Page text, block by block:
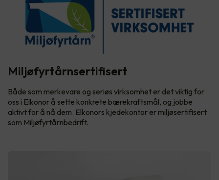
Miljøfyrtårnsertifisert
Både som merkevare og seriøs virksomhet er det viktig for
oss i Elkonor å sette konkrete bærekraftsmål, og jobbe
aktivt for å nå dem. Elkonors kjedekontor er miljøsertifisert
som Miljøfyrtårnbedrift.